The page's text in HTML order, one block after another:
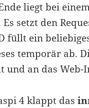
liegt bei
setzt den
füllt ein
temporär ab.
und an das Web-
4 klappt das